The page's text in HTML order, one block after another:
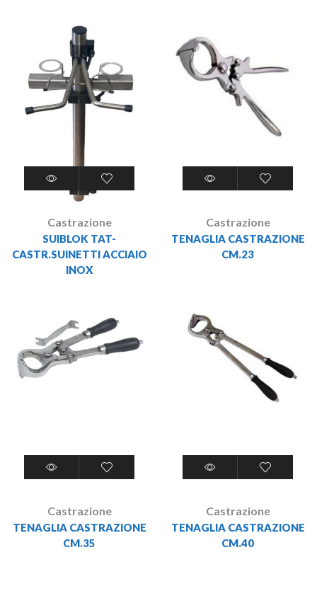
Castrazione
SUIBLOK TAT-
CASTR.SUINETTI ACCIAIO
INOX
Castrazione
TENAGLIA CASTRAZIONE
CM.23
Castrazione
TENAGLIA CASTRAZIONE
CM.35
Castrazione
TENAGLIA CASTRAZIONE
CM.40